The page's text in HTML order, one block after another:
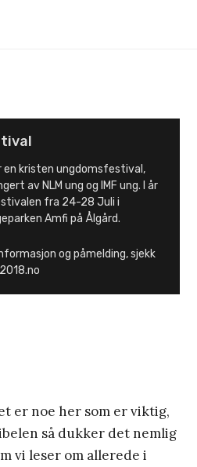
en kristen ungdomsfestival,
av NLM ung og IMF ung. I år
fra 24-28 Juli i
Amfi på Ålgård.
og påmelding, sjekk
er noe her som er viktig,
så dukker det nemlig
vi leser om allerede i